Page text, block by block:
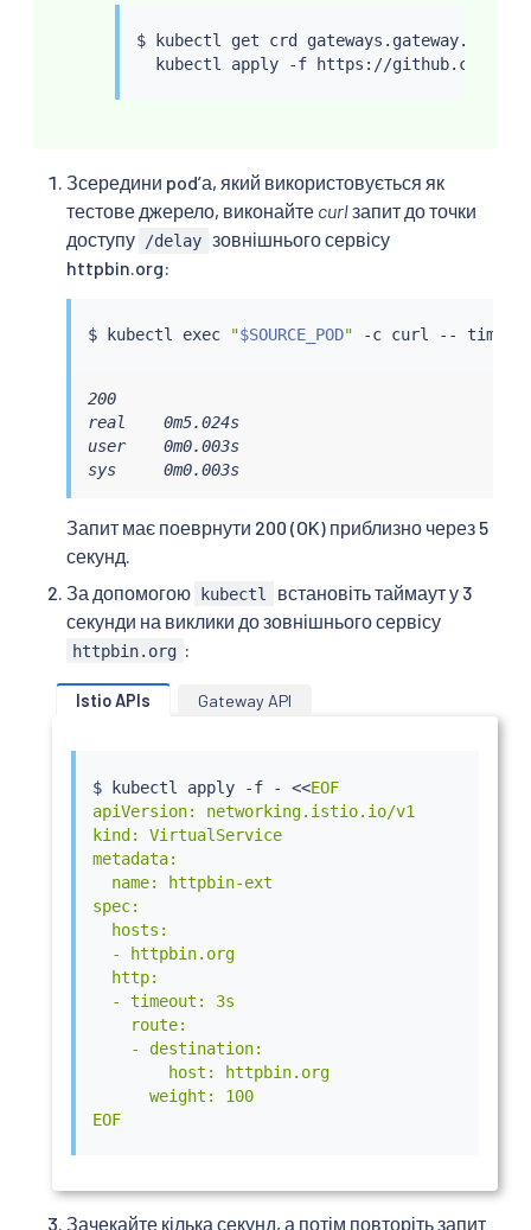
$ kubectl
get crd
kubectl
Зсередини podʼа, який використовується як
тестове джерело, виконайте curlзапит до точки
доступу
/delay зовнішнього сервісу
httpbin.org:
$ kubectl exec "$SOURCE_POD" -c curl -- time
200
real    0m5.024s
user    0m0.003s
sys     0m0.003s
Запит має поеврнути 200 (OK) приблизно через 5
секунд.
За допомогою kubectl
встановіть таймаут у 3
секунди на виклики до зовнішнього сервісу
httpbin.org :
Istio APIs Gateway API
$ kubectl apply -f - <<EOF
apiVersion: networking.istio.io/v1
kind: VirtualService
metadata:
  name: httpbin-ext
spec:
  hosts:
  - httpbin.org
  http:
  - timeout: 3s
    route:
    - destination:
        host: httpbin.org
      weight: 100
EOF
Зачекайте кілька секунд, а потім повторіть запит